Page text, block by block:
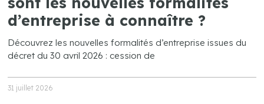
d’entreprise à connaître ?
Découvrez les nouvelles formalités d’entreprise issues du
décret du 30 avril 2026 : cession de
31 juillet 2026